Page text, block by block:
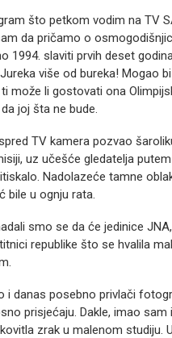
što petkom vodim na TV
da pričamo o
1994. slaviti prvih deset
više od bureka! Mogao
može li gostovati ona
joj šta ne bude.
TV kamera pozvao
uz učešće gledatelja
Nadolazeće tamne
bile u ognju rata.
smo se da će jedinice
republike što se hvalila
i danas posebno privlači
prisjećaju. Dakle, imao
zrak u malenom studiju.